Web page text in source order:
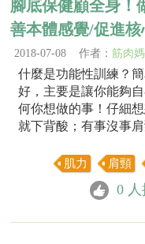
腳底保健顧全身！
善本體感覺/促進核
2018-07-08 作者： 筋肉
什麼是功能性訓練？
好，主要是讓你能夠
何你想做的事！仔細
就下背酸；有事沒事
肌力 肩頸
0